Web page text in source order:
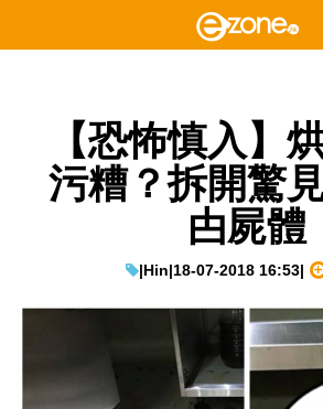
【恐怖慎入】
污糟？拆開驚
甴屍體
|Hin|18-07-2018 16:53|